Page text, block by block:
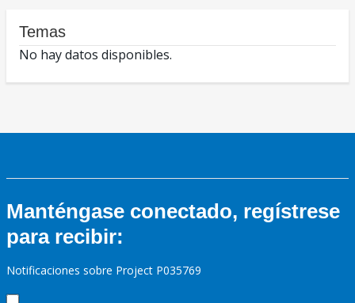
Temas
No hay datos disponibles.
Manténgase conectado, regístrese
para recibir:
Notificaciones sobre Project P035769